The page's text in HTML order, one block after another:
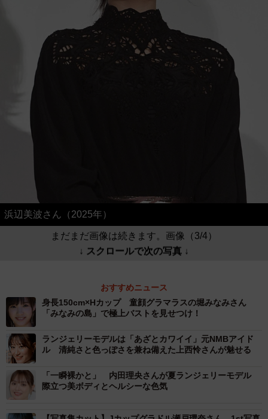
浜辺美波さん（2025年）
まだまだ画像は続きます。画像（3/4）
↓ スクロールで次の写真 ↓
おすすめニュース
身長150cm×Hカップ 童顔グラマラスの堀みなみさん
「みなみの島」で極上バストを見せつけ！
ランジェリーモデルは「あざとカワイイ」元NMBアイド
ル 清純さと色っぽさを兼ね備えた上西怜さんが魅せる
「一瞬裸かと」 内田理央さんが夏ランジェリーモデル
際立つ美ボディとヘルシーな色気